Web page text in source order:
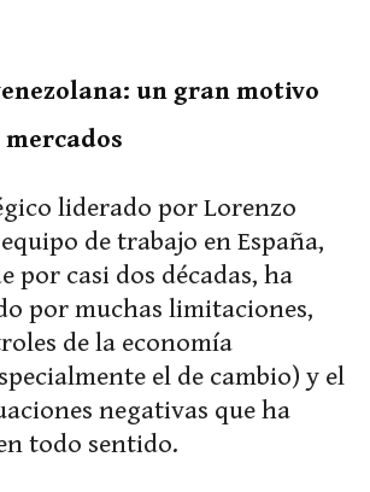
un gran motivo
liderado por Lorenzo
de trabajo en España,
por casi dos décadas, ha
por muchas limitaciones,
de la economía
el de cambio) y el
negativas que ha
todo sentido.